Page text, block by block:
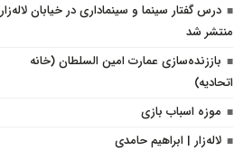
درس گفتار سینما و سینماداری در خیابان لاله‌زار
منتشر شد
باززنده‌سازی عمارت امین السلطان (خانه
اتحادیه)
موزه اسباب بازی
لاله‌زار | ابراهیم حامدی